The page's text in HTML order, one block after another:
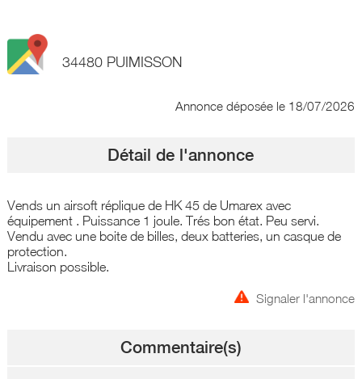
34480 PUIMISSON
Annonce déposée le 18/07/2026
Détail de l'annonce
Vends un airsoft réplique de HK 45 de Umarex avec
équipement . Puissance 1 joule. Trés bon état. Peu servi.
Vendu avec une boite de billes, deux batteries, un casque de
protection.
Livraison possible.
Signaler l'annonce
Commentaire(s)